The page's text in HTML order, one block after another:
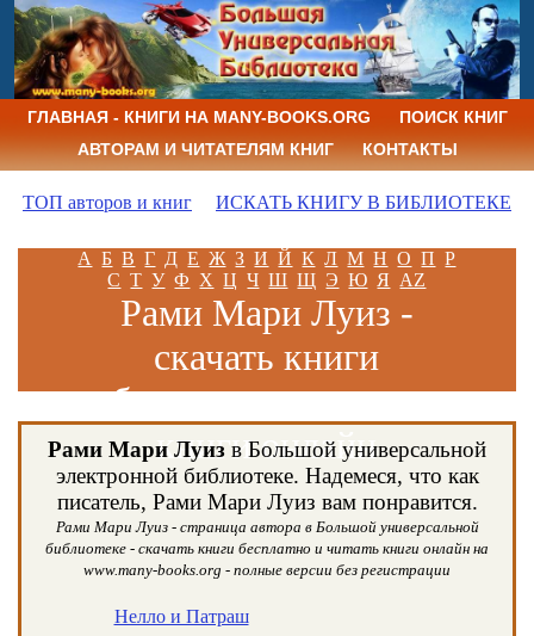
ГЛАВНАЯ - КНИГИ НА MANY-BOOKS.ORG
ПОИСК КНИГ
АВТОРАМ И ЧИТАТЕЛЯМ КНИГ
КОНТАКТЫ
ТОП авторов и книг ИСКАТЬ КНИГУ В БИБЛИОТЕКЕ
А Б В Г Д Е Ж З И Й К Л М Н О П Р
С Т У Ф Х Ц Ч Ш Щ Э Ю Я AZ
Рами Мари Луиз -
скачать книги
бесплатно и читать
книги онлайн
Рами Мари Луиз в Большой универсальной
электронной библиотеке. Надемеся, что как
писатель, Рами Мари Луиз вам понравится.
Рами Мари Луиз - страница автора в Большой универсальной
библиотеке - скачать книги бесплатно и читать книги онлайн на
www.many-books.org - полные версии без регистрации
Нелло и Патраш